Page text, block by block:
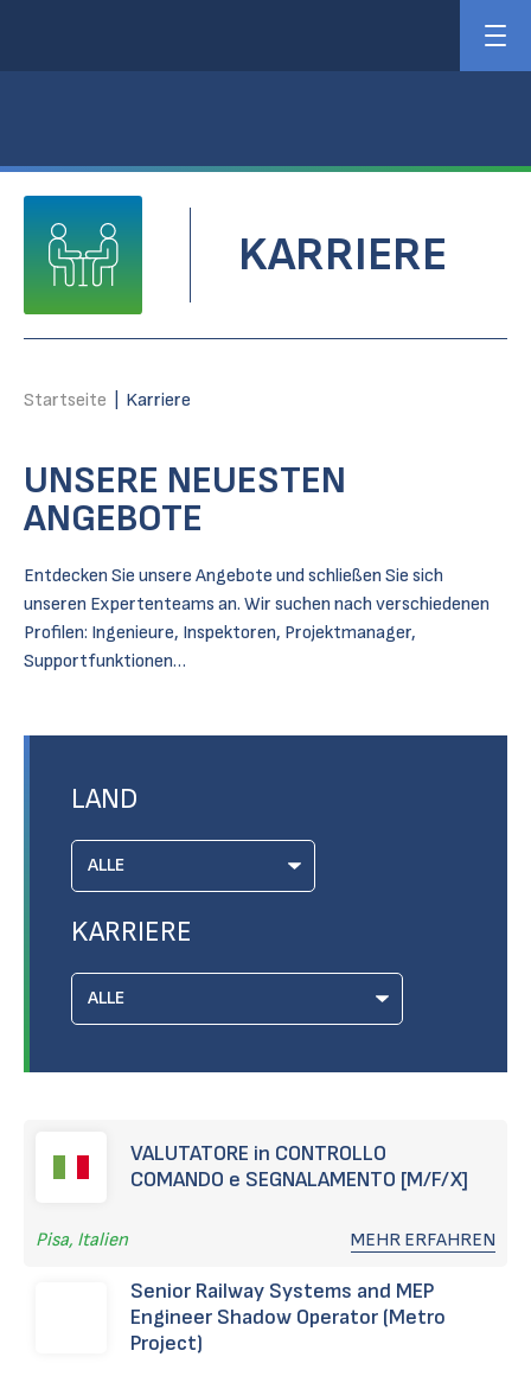
KARRIERE
Startseite Karriere
UNSERE NEUESTEN
ANGEBOTE
Entdecken Sie unsere Angebote und schließen Sie sich
unseren Expertenteams an. Wir suchen nach verschiedenen
Profilen: Ingenieure, Inspektoren, Projektmanager,
Supportfunktionen…
LAND
KARRIERE
VALUTATORE in CONTROLLO
COMANDO e SEGNALAMENTO [M/F/X]
Pisa, Italien MEHR ERFAHREN
Senior Railway Systems and MEP
Engineer Shadow Operator (Metro
Project)